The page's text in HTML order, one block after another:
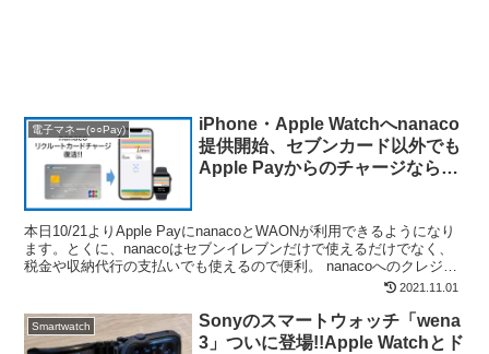
電子マネー(○○Pay)
iPhone・Apple Watchへnanaco
提供開始、セブンカード以外でも
Apple Payからのチャージなら可
本日10/21よりApple PayにnanacoとWAONが利用できるようになり
ます。とくに、nanacoはセブンイレブンだけで使えるだけでなく、
税金や収納代行の支払いでも使えるので便利。 nanacoへのクレジッ
2021.11.01
Smartwatch
Sonyのスマートウォッチ「wena
3」ついに登場!!Apple Watchとド